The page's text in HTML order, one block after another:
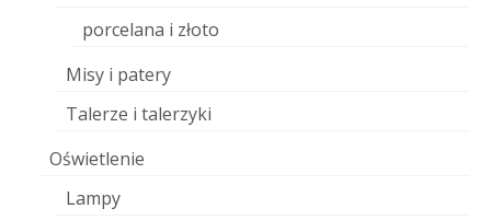
porcelana i złoto
Misy i patery
Talerze i talerzyki
Oświetlenie
Lampy